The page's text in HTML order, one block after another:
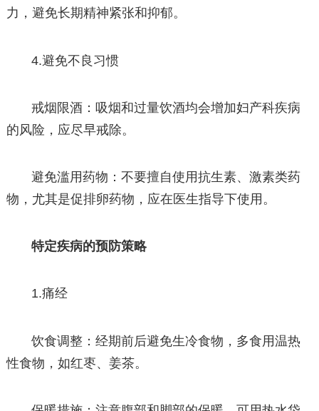
力，避免长期精神紧张和抑郁。
4.避免不良习惯
戒烟限酒：吸烟和过量饮酒均会增加妇产科疾病
的风险，应尽早戒除。
避免滥用药物：不要擅自使用抗生素、激素类药
物，尤其是促排卵药物，应在医生指导下使用。
特定疾病的预防策略
1.痛经
饮食调整：经期前后避免生冷食物，多食用温热
性食物，如红枣、姜茶。